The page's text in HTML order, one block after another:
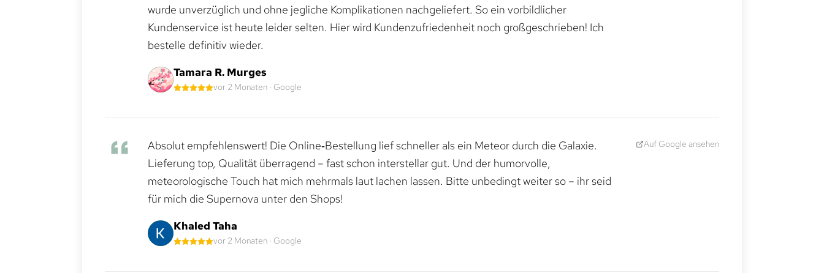
wurde unverzüglich und ohne jegliche Komplikationen nachgeliefert. So ein vorbildlicher
Kundenservice ist heute leider selten. Hier wird Kundenzufriedenheit noch großgeschrieben! Ich
bestelle definitiv wieder.
Tamara R. Murges
vor 2 Monaten · Google
Absolut empfehlenswert! Die Online‑Bestellung lief schneller als ein Meteor durch die Galaxie.
Lieferung top, Qualität überragend – fast schon interstellar gut. Und der humorvolle,
meteorologische Touch hat mich mehrmals laut lachen lassen. Bitte unbedingt weiter so – ihr seid
für mich die Supernova unter den Shops!
Khaled Taha
vor 2 Monaten · Google
Auf Google ansehen